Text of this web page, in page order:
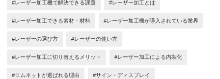
#レーザー加工機で解決できる課題 #レーザー加工とは
#レーザー加工できる素材・材料 #レーザー加工機が導入されている業界
#レーザーの選び方 #レーザーの使い方
#レーザー加工に切り替えるメリット #レーザー加工による内製化
#コムネットが選ばれる理由 #サイン・ディスプレイ